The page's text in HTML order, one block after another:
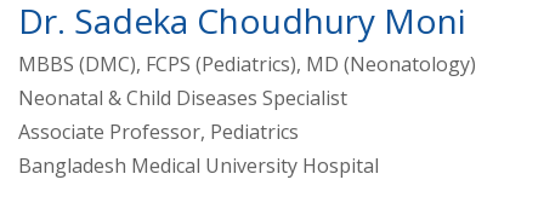
Dr. Sadeka Choudhury Moni
MBBS (DMC), FCPS (Pediatrics), MD (Neonatology)
Neonatal & Child Diseases Specialist
Associate Professor, Pediatrics
Bangladesh Medical University Hospital